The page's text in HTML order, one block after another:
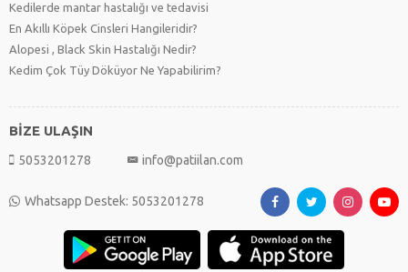
Kedilerde mantar hastalığı ve tedavisi
En Akıllı Köpek Cinsleri Hangileridir?
Alopesi , Black Skin Hastalığı Nedir?
Kedim Çok Tüy Döküyor Ne Yapabilirim?
BİZE ULAŞIN
5053201278 info@patiilan.com
Whatsapp Destek: 5053201278